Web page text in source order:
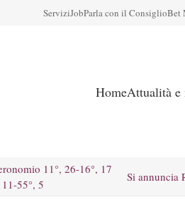
ServiziJobParla con il ConsiglioBet
HomeAttualità e
11°, 26-16°, 17
55°, 5
Si annuncia